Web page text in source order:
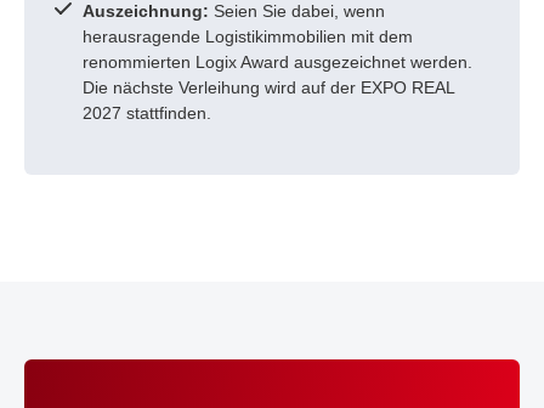
Auszeichnung: Seien Sie dabei, wenn
herausragende Logistikimmobilien mit dem
renommierten Logix Award ausgezeichnet werden.
Die nächste Verleihung wird auf der EXPO REAL
2027 stattfinden.